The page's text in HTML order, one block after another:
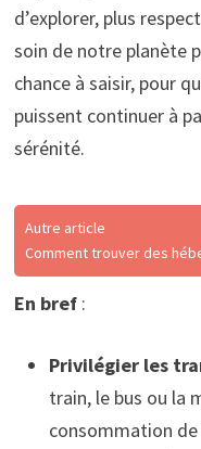
d’explorer, plus
soin de notre planète
chance à saisir, pour
puissent continuer à
sérénité.
Autre article
Comment trouver des
En bref:
Privilégier les
train, le bus ou la
consommation